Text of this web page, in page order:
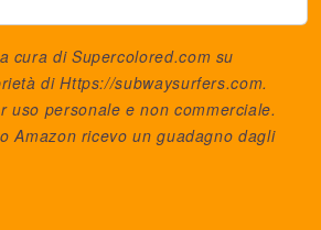
cura di Supercolored.com su
diHttps://subwaysurfers.com.
uso personale e non commerciale.
Amazon ricevo un guadagno dagli